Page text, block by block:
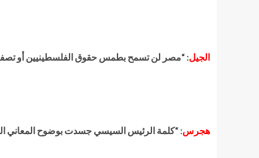
الجيل: “مصر لن تسمح بطمس حقوق الفلسطينيين أو
هجرس: “كلمة الرئيس السيسي جسدت بوضوح المعاني